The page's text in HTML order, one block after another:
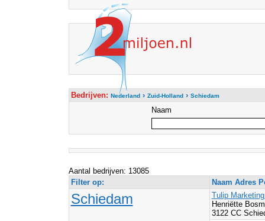
Bedrijven: Nederland› Zuid-Holland› Schiedam
Naam
Aantal bedrijven: 13085
Filter op:
Naam Adres
Schiedam
Tulip
Henriëtte
3122 CC